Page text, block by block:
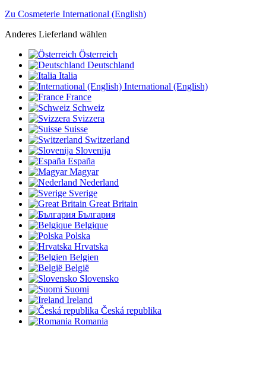
Zu Cosmeterie International (English)
Anderes Lieferland wählen
Österreich
Deutschland
Italia
International (English)
France
Schweiz
Svizzera
Suisse
Switzerland
Slovenija
España
Magyar
Nederland
Sverige
Great Britain
България
Belgique
Polska
Hrvatska
Belgien
België
Slovensko
Suomi
Ireland
Česká republika
Romania